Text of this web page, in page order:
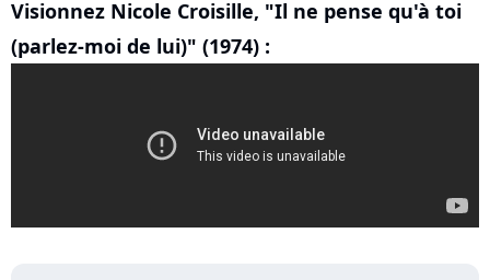
Visionnez Nicole Croisille, "Il ne pense qu'à toi
(parlez-moi de lui)" (1974) :